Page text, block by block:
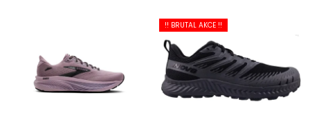
!! BRUTAL AKCE !!